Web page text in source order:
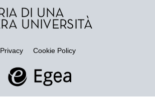
Privacy Cookie Policy